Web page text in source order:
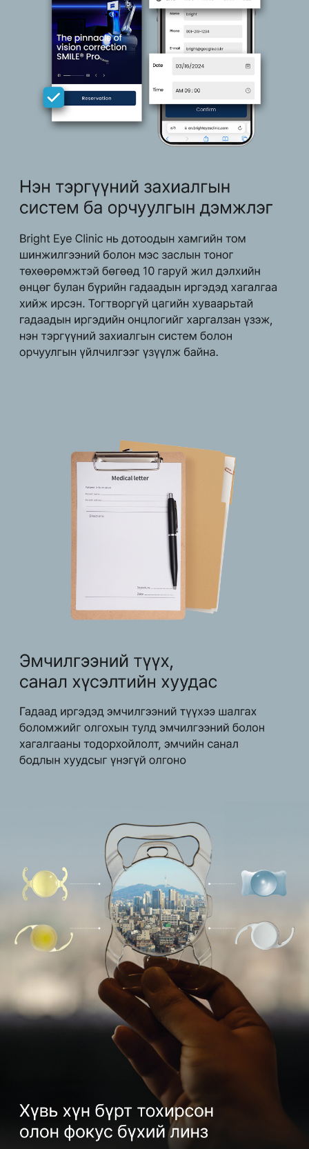
휴대폰 번호
밝은눈안과에서는 본원의 약도 이미지를 고객님의 휴대폰으로 발송을 위해
개인정보를 수집하고 있습니다.
이용 기간 : 수집일로 부터 1년(고객 철회 요구시 즉시 파기)
개인정보 수집 이용에 대해 동의 합니다.
지도 이미지 발송하기
휴대폰 번호
개인정보 수집 이용에 대한 내용
를 수집하고 있습니다.
필수 : 이름, 휴대폰 번호
이용 기간 : 수집일로 부터 1년(고객 철회 요구시 즉시 파기)
개인정보 수집 이용에 대해 동의 합니다.
위치정보 발송하기
밝은눈안과의원
수집하는 개인정보
이름, 연락처
밝은눈안과의원에 상담신청을 위한 정보 수집
개인정보 보유 및 이용기간
수집 및 이용 목적 달성 시까지 보유하며 해당 목적이 달성되면